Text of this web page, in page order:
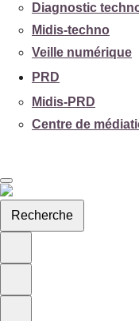
Diagnostic
Midis-techno
Veille numérique
PRD
Midis-PRD
Centre de
Recherche